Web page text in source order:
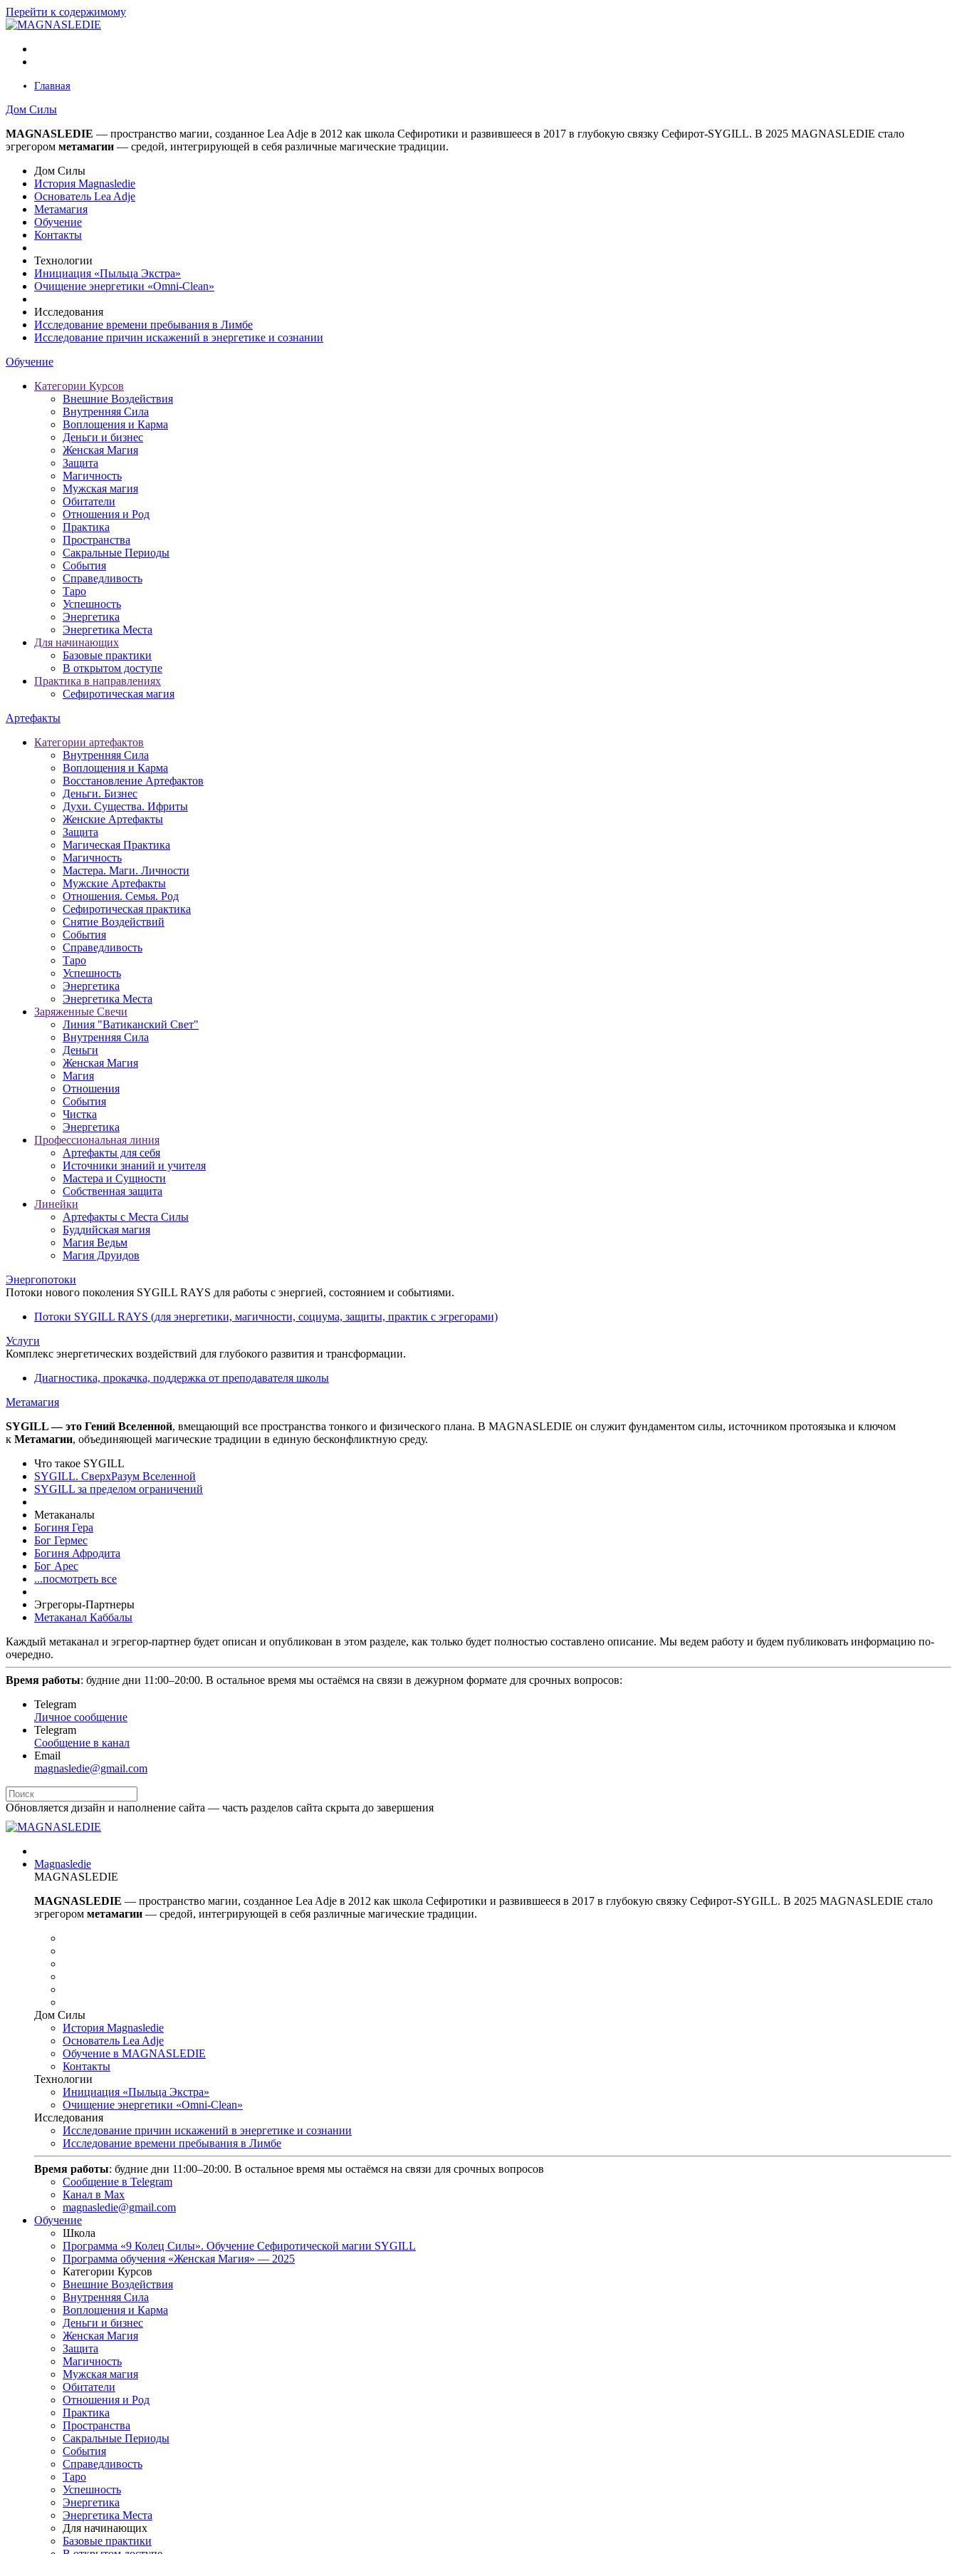
Перейти к содержимому
Главная
Дом Силы
MAGNASLEDIE — пространство магии, созданное Lea Adje в 2012 как школа Сефиротики и развившееся в 2017 в глубокую связку Сефирот-SYGILL. В 2025 MAGNASLEDIE стало
эгрегором метамагии — средой, интегрирующей в себя различные магические традиции.
Дом Силы
История Magnasledie
Основатель Lea Adje
Метамагия
Обучение
Контакты
Технологии
Инициация «Пыльца Экстра»
Очищение энергетики «Omni-Clean»
Исследования
Исследование времени пребывания в Лимбе
Исследование причин искажений в энергетике и сознании
Обучение
Категории Курсов
Внешние Воздействия
Внутренняя Сила
Воплощения и Карма
Деньги и бизнес
Женская Магия
Защита
Магичность
Мужская магия
Обитатели
Отношения и Род
Практика
Пространства
Сакральные Периоды
События
Справедливость
Таро
Успешность
Энергетика
Энергетика Места
Для начинающих
Базовые практики
В открытом доступе
Практика в направлениях
Сефиротическая магия
Артефакты
Категории артефактов
Внутренняя Сила
Воплощения и Карма
Восстановление Артефактов
Деньги. Бизнес
Духи. Существа. Ифриты
Женские Артефакты
Защита
Магическая Практика
Магичность
Мастера. Маги. Личности
Мужские Артефакты
Отношения. Семья. Род
Сефиротическая практика
Снятие Воздействий
События
Справедливость
Таро
Успешность
Энергетика
Энергетика Места
Заряженные Свечи
Линия "Ватиканский Свет"
Внутренняя Сила
Деньги
Женская Магия
Магия
Отношения
События
Чистка
Энергетика
Профессиональная линия
Артефакты для себя
Источники знаний и учителя
Мастера и Сущности
Собственная защита
Линейки
Артефакты с Места Силы
Буддийская магия
Магия Ведьм
Магия Друидов
Энергопотоки
Потоки нового поколения SYGILL RAYS для работы с энергией, состоянием и событиями.
Потоки SYGILL RAYS (для энергетики, магичности, социума, защиты, практик с эгрегорами)
Услуги
Комплекс энергетических воздействий для глубокого развития и трансформации.
Диагностика, прокачка, поддержка от преподавателя школы
Метамагия
SYGILL — это Гений Вселенной, вмещающий все пространства тонкого и физического плана. В MAGNASLEDIE он служит фундаментом силы, источником протоязыка и ключом
к Метамагии, объединяющей магические традиции в единую бесконфликтную среду.
Что такое SYGILL
SYGILL. СверхРазум Вселенной
SYGILL за пределом ограничений
Метаканалы
Богиня Гера
Бог Гермес
Богиня Афродита
Бог Арес
...посмотреть все
Эгрегоры-Партнеры
Метаканал Каббалы
Каждый метаканал и эгрегор-партнер будет описан и опубликован в этом разделе, как только будет полностью составлено описание. Мы ведем работу и будем публиковать информацию по-
очередно.
Время работы: будние дни 11:00–20:00. В остальное время мы остаёмся на связи в дежурном формате для срочных вопросов:
Telegram
Личное сообщение
Telegram
Сообщение в канал
Email
magnasledie@gmail.com
Обновляется дизайн и наполнение сайта — часть разделов сайта скрыта до завершения
Magnasledie
MAGNASLEDIE
MAGNASLEDIE — пространство магии, созданное Lea Adje в 2012 как школа Сефиротики и развившееся в 2017 в глубокую связку Сефирот-SYGILL. В 2025 MAGNASLEDIE стало
эгрегором метамагии — средой, интегрирующей в себя различные магические традиции.
Дом Силы
История Magnasledie
Основатель Lea Adje
Обучение в MAGNASLEDIE
Контакты
Технологии
Инициация «Пыльца Экстра»
Очищение энергетики «Omni-Clean»
Исследования
Исследование причин искажений в энергетике и сознании
Исследование времени пребывания в Лимбе
Время работы: будние дни 11:00–20:00. В остальное время мы остаёмся на связи для срочных вопросов
Сообщение в Telegram
Канал в Max
magnasledie@gmail.com
Обучение
Школа
Программа «9 Колец Силы». Обучение Сефиротической магии SYGILL
Программа обучения «Женская Магия» — 2025
Категории Курсов
Внешние Воздействия
Внутренняя Сила
Воплощения и Карма
Деньги и бизнес
Женская Магия
Защита
Магичность
Мужская магия
Обитатели
Отношения и Род
Практика
Пространства
Сакральные Периоды
События
Справедливость
Таро
Успешность
Энергетика
Энергетика Места
Для начинающих
Базовые практики